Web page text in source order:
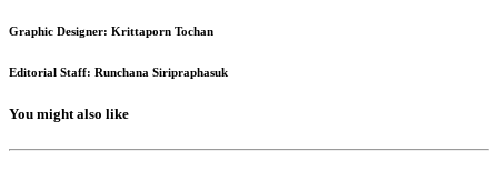
Graphic Designer: Krittaporn Tochan
Editorial Staff: Runchana Siripraphasuk
You might also like